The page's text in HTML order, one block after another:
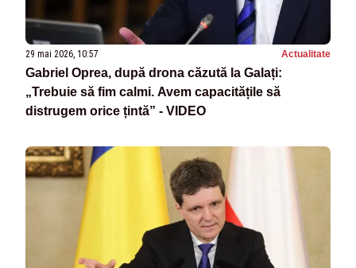
29 mai 2026, 10:57 Actualitate
Gabriel Oprea, după drona căzută la Galați:
„Trebuie să fim calmi. Avem capacitățile să
distrugem orice țintă” - VIDEO